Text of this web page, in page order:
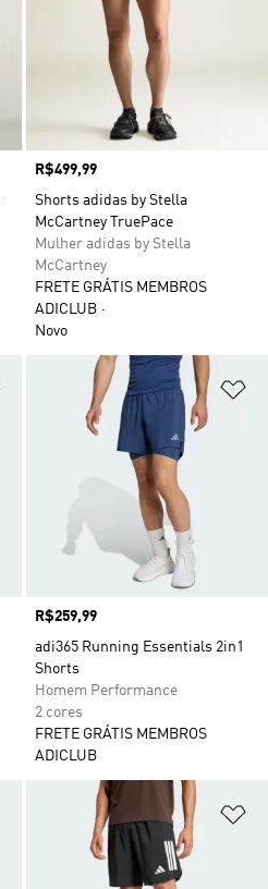
Preço
R$499,99
Shorts adidas by Stella
McCartney TruePace
Mulher adidas by Stella
McCartney
FRETE GRÁTIS MEMBROS
ADICLUB
Novo
Adicionar à Lista de Desejos
Preço
R$259,99
adi365 Running Essentials 2in1
Shorts
Homem Performance
2 cores
FRETE GRÁTIS MEMBROS
ADICLUB
Adicionar à Lista de Desejos